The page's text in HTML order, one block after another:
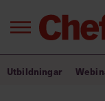
Bra
Utbildningar